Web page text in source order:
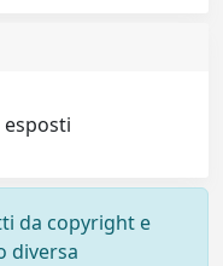
da copyright e
diversa